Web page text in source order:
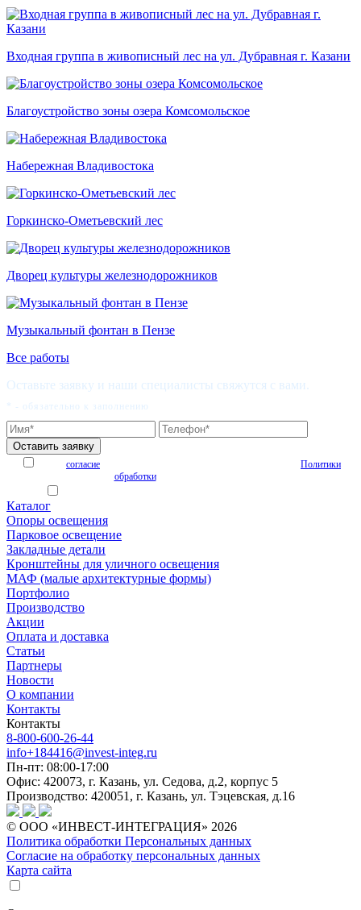
Входная группа в живописный лес на ул. Дубравная г. Казани
Благоустройство зоны озера Комсомольское
Набережная Владивостока
Горкинско-Ометьевский лес
Дворец культуры железнодорожников
Музыкальный фонтан в Пензе
Все работы
Оставьте заявку и наши специалисты свяжутся с вами.
* - обязательно к заполнению
согласие
Политики
обработкиперсональных данных
Каталог
Опоры освещения
Парковое освещение
Закладные детали
Кронштейны для уличного освещения
МАФ (малые архитектурные формы)
Портфолио
Производство
Акции
Оплата и доставка
Статьи
Партнеры
Новости
О компании
Контакты
Контакты
8-800-600-26-44
info+184416@invest-integ.ru
Пн-пт: 08:00-17:00
Офис: 420073, г. Казань, ул. Седова, д.2, корпус 5
Производство: 420051, г. Казань, ул. Тэцевская, д.16
© ООО «ИНВЕСТ-ИНТЕГРАЦИЯ» 2026
Политика обработки Персональных данных
Согласие на обработку персональных данных
Карта сайта